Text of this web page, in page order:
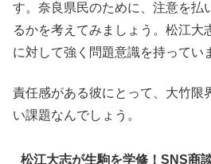
す。奈良県民のために、注意を払
るかを考えてみましょう。松江大
に対して強く問題意識を持ってい
責任感がある彼にとって、大竹限
い課題なんでしょう。
松江大志が生駒を学修！SNS商